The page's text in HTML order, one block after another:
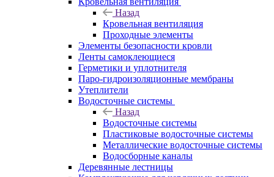
Назад
Кровельная вентиляция
Проходные элементы
Элементы безопасности кровли
Ленты самоклеющиеся
Герметики и уплотнителя
Паро-гидроизоляционные мембраны
Утеплители
Водосточные системы
Назад
Водосточные системы
Пластиковые водосточные системы
Металлические водосточные системы
Водосборные каналы
Деревянные лестницы